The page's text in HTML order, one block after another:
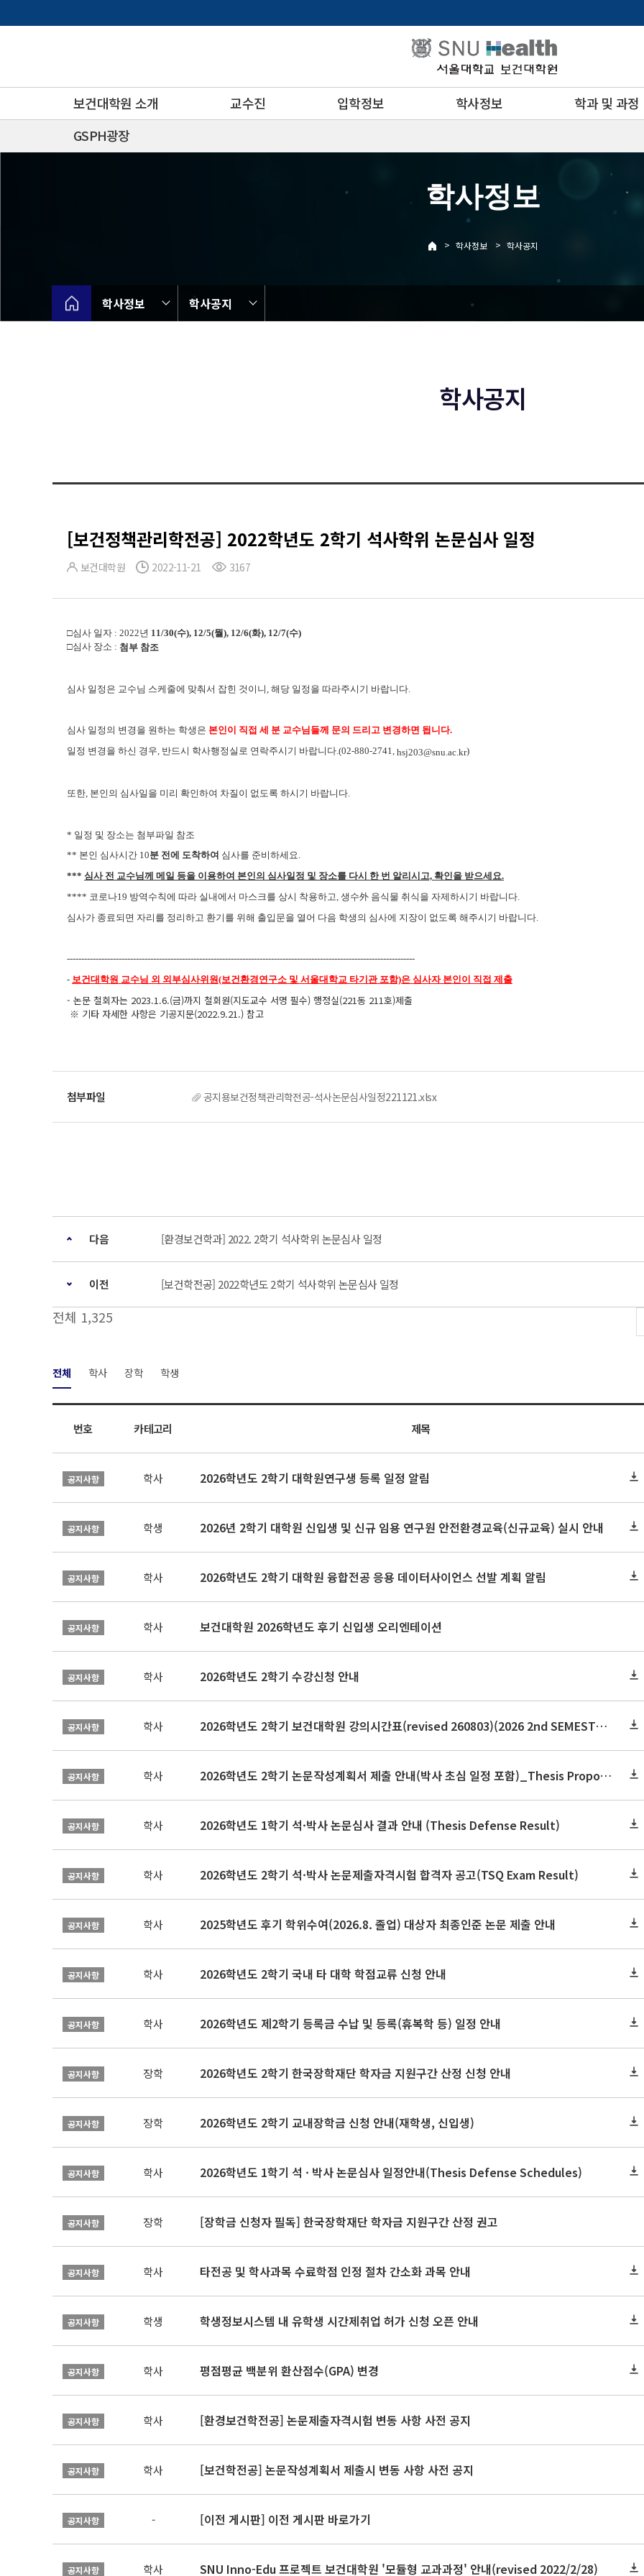
로
보건대학원 소개 교수진 입학정보 학사정보
학과 및 과정
GSPH광장
학사정보
> 학사정보 > 학사공지
학사정보 학사공지
학사공지
[보건정책관리학전공] 2022학년도 2학기 석사학위 논문심사 일정
보건대학원 2022-11-21 3167
□심사 일자 : 2022년 11/30(수), 12/5(뭘), 12/6(화), 12/7(수)
□심사 장소 : 첨부 참조
심사 일정은 교수님 스케줄에 맞춰서 잡힌 것이니, 해당 일정을 따라주시기 바랍니다.
심사 일정의 변경을 원하는 학생은 본인이 직접 세 분 교수님들께 문의 드리고 변경하면 됩니다.
일정 변경을 하신 경우, 반드시 학사행정실로 연락주시기 바랍니다.(02-880-2741, hsj203@snu.ac.kr)
또한, 본인의 심사일을 미리 확인하여 차질이 없도록 하시기 바랍니다.
* 일정 및 장소는 첨부파일 참조
** 본인 심사시간 10분 전에 도착하여 심사를 준비하세요.
*** 심사 전 교수님께 메일 등을 이용하여 본인의 심사일정 및 장소를 다시 한 번 알리시고, 확인을 받으세요.
**** 코로나19 방역수칙에 따라 실내에서 마스크를 상시 착용하고, 생수外 음식물 취식을 자제하시기 바랍니다.
심사가 종료되면 자리를 정리하고 환기를 위해 출입문을 열어 다음 학생의 심사에 지장이 없도록 해주시기 바랍니다.
-------------------------------------------------------------------------------------------------------------------------
- 보건대학원 교수님 외 외부심사위원(보건환경연구소 및 서울대학교 타기관 포함)은 심사자 본인이 직접 제출
- 논문 철회자는 2023.1.6.(금)까지 철회원(지도교수 서명 필수) 행정실(221동 211호)제출
※ 기타 자세한 사항은 기공지문(2022.9.21.) 참고
공지용보건정책관리학전공-석사논문심사일정221121.xlsx
다음 [환경보건학과] 2022. 2학기 석사학위 논문심사 일정
이전 [보건학전공] 2022학년도 2학기 석사학위 논문심사 일정
전체 1,325
전체 학사 장학 학생
번호 카테고리 제목
공지사항 학사 2026학년도 2학기 대학원연구생 등록 일정 알림
공지사항 학생 2026년 2학기 대학원 신입생 및 신규 임용 연구원 안전환경교육(신규교육) 실시 안내
공지사항 학사 2026학년도 2학기 대학원 융합전공 응용 데이터사이언스 선발 계획 알림
공지사항 학사 보건대학원 2026학년도 후기 신입생 오리엔테이션
공지사항 학사 2026학년도 2학기 수강신청 안내
공지사항 학사 2026학년도 2학기 보건대학원 강의시간표(revised 260803)(2026 2nd SEMESTER SNU GSPH TIMETABLE)
공지사항 학사 2026학년도 2학기 논문작성계획서 제출 안내(박사 초심 일정 포함)_Thesis Proposal
공지사항 학사 2026학년도 1학기 석·박사 논문심사 결과 안내 (Thesis Defense Result)
공지사항 학사 2026학년도 2학기 석·박사 논문제출자격시험 합격자 공고(TSQ Exam Result)
공지사항 학사 2025학년도 후기 학위수여(2026.8. 졸업) 대상자 최종인준 논문 제출 안내
공지사항 학사 2026학년도 2학기 국내 타 대학 학점교류 신청 안내
공지사항 학사 2026학년도 제2학기 등록금 수납 및 등록(휴복학 등) 일정 안내
공지사항 장학 2026학년도 2학기 한국장학재단 학자금 지원구간 산정 신청 안내
공지사항 장학 2026학년도 2학기 교내장학금 신청 안내(재학생, 신입생)
공지사항 학사 2026학년도 1학기 석 · 박사 논문심사 일정안내(Thesis Defense Schedules)
공지사항 장학 [장학금 신청자 필독] 한국장학재단 학자금 지원구간 산정 권고
공지사항 학사 타전공 및 학사과목 수료학점 인정 절차 간소화 과목 안내
공지사항 학생 학생정보시스템 내 유학생 시간제취업 허가 신청 오픈 안내
공지사항 학사 평점평균 백분위 환산점수(GPA) 변경
공지사항 학사 [환경보건학전공] 논문제출자격시험 변동 사항 사전 공지
공지사항 학사 [보건학전공] 논문작성계획서 제출시 변동 사항 사전 공지
공지사항 - [이전 게시판] 이전 게시판 바로가기
공지사항 학사 SNU Inno-Edu 프로젝트 보건대학원 '모듈형 교과과정' 안내(revised 2022/2/28)